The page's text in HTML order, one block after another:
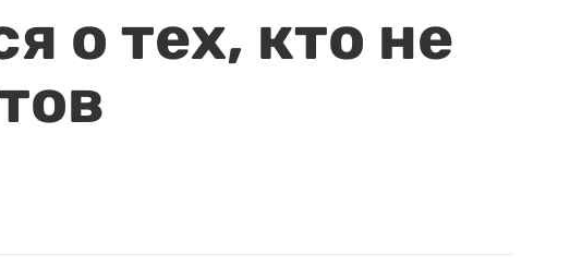
о тех, кто не